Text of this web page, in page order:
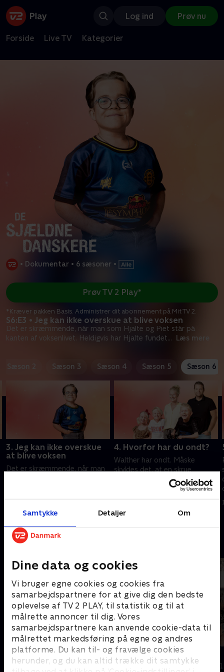
Samtykke Detaljer Om
Dine data og cookies
Vi bruger egne cookies og cookies fra
samarbejdspartnere for at give dig den bedste
oplevelse af TV 2 PLAY, til statistik og til at
målrette annoncer til dig. Vores
samarbejdspartnere kan anvende cookie-data til
målrettet markedsføring på egne og andres
platforme. Du kan til- og fravælge cookies
herunder, og du kan altid trække dit samtykke
Log ind Prøv nu
Forside Live TV Kategorier
• Dokumentar • 6 sæsoner •
S6:E3 • Jeg kan ikke overskue at blive voksen
Det er skræmmende, når man som Hjalte og Piet står på
kanten af voksenlivet. Heldigvis har Hjalte fundet... Læs mere
Prøv TV 2 Play*
*Kræver pakken Basis. Administrer dit abonnement på Mit TV 2.
Sæson 2 Sæson 3 Sæson 4 Sæson 5 Sæson 6
3. Jeg kan ikke overskue
at blive voksen
Det er skræmmende, når man
fællesskabet.
28. oktober 2025 • 28 min
4. Hvorfor har du ondt?
Walther har ondt. Måske
skyldes det, at en skrue
knækkede i hans hofte under
en operation? Nalina træner til
skoleløbet med veninderne.
Andre så også
Ja, jeg er dværg!
Dokumentar • 2 sæsoner
Mit lille liv
Dokumentar •